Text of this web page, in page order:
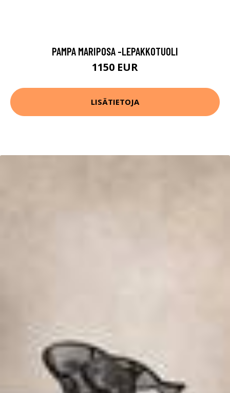
PAMPA MARIPOSA -LEPAKKOTUOLI
1150 EUR
LISÄTIETOJA